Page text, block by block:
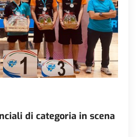
di categoria in scena